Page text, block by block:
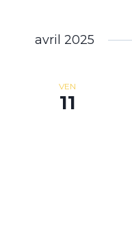
avril 2025
VEN
11